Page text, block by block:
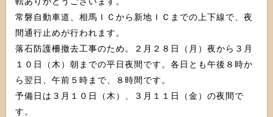
常磐自動車道、相馬ＩＣから新地ＩＣまでの上下線で、夜
間通行止めが行われます。
落石防護柵撤去工事のため。２月２８日（月）夜から３月
１０日（木）朝までの平日夜間です。各日とも午後８時か
ら翌日、午前５時まで、８時間です。
予備日は３月１０日（木）、３月１１日（金）の夜間で
す。